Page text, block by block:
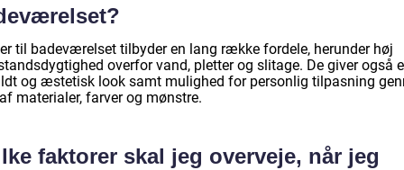
til badeværelset tilbyder en lang række fordele, herunder høj
overfor vand, pletter og slitage. De giver også
og æstetisk look samt mulighed for personlig tilpasning
materialer, farver og mønstre.
faktorer skal jeg overveje, når jeg